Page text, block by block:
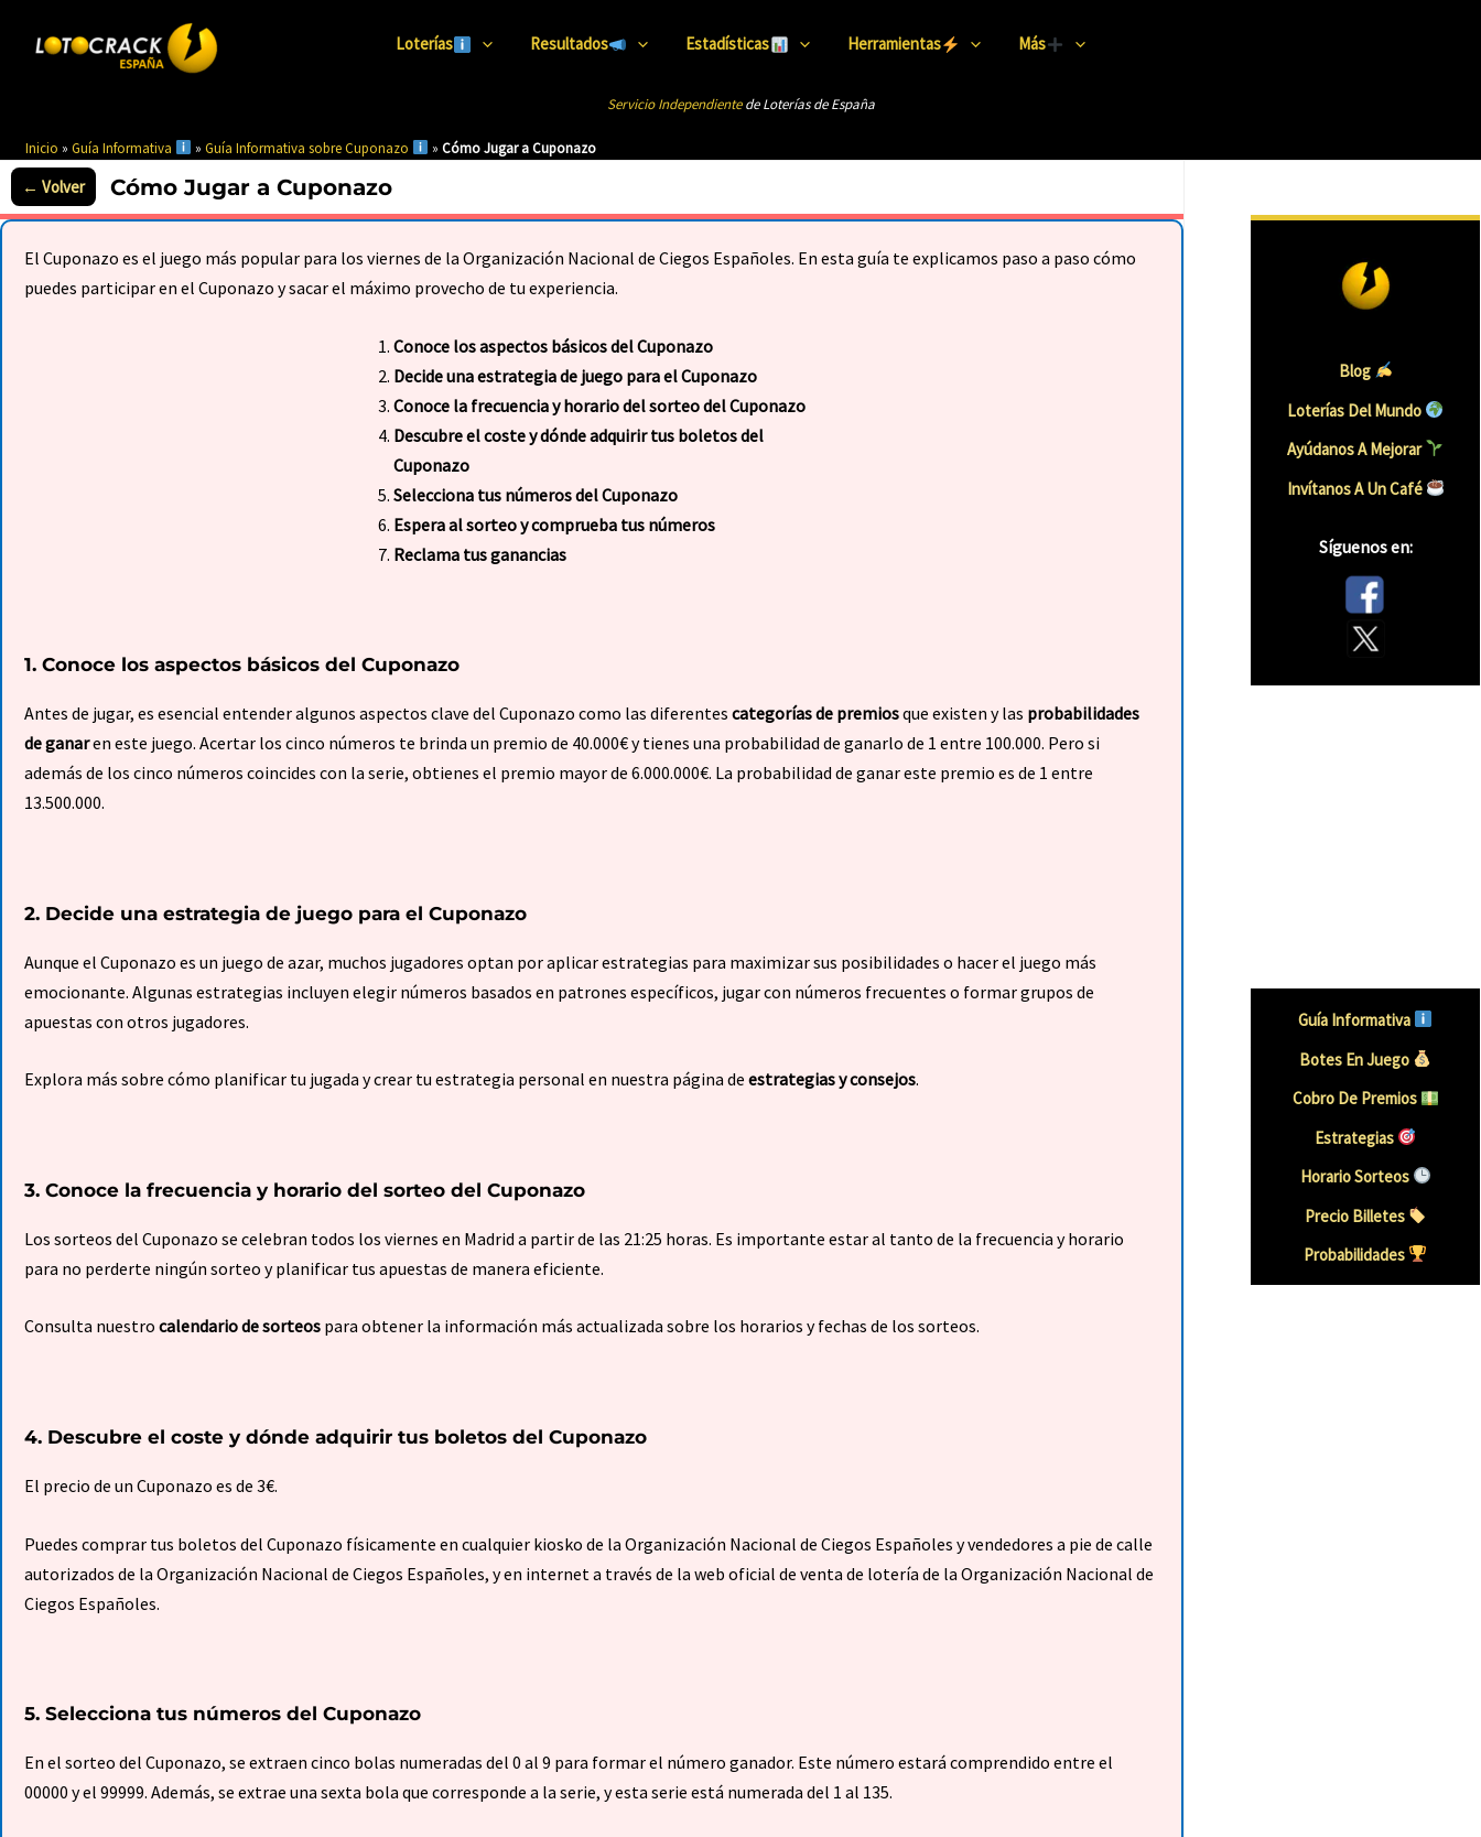
Loterías Resultados Estadísticas Herramientas Más
Servicio Independiente de Loterías de España
Inicio » Guía Informativa » Guía Informativa sobre Cuponazo » Cómo Jugar a Cuponazo
Cómo Jugar a Cuponazo
El Cuponazo es el juego más popular para los viernes de la Organización Nacional de Ciegos Españoles. En esta guía te explicamos paso a paso cómo
puedes participar en el Cuponazo y sacar el máximo provecho de tu experiencia.
Conoce los aspectos básicos del Cuponazo
Decide una estrategia de juego para el Cuponazo
Conoce la frecuencia y horario del sorteo del Cuponazo
Descubre el coste y dónde adquirir tus boletos del
Cuponazo
Selecciona tus números del Cuponazo
Espera al sorteo y comprueba tus números
Reclama tus ganancias
1. Conoce los aspectos básicos del Cuponazo
Antes de jugar, es esencial entender algunos aspectos clave del Cuponazo como las diferentes categorías de premiosque existen y las probabilidades
de ganaren este juego. Acertar los cinco números te brinda un premio de 40.000€ y tienes una probabilidad de ganarlo de 1 entre 100.000. Pero si
además de los cinco números coincides con la serie, obtienes el premio mayor de 6.000.000€. La probabilidad de ganar este premio es de 1 entre
13.500.000.
2. Decide una estrategia de juego para el Cuponazo
Aunque el Cuponazo es un juego de azar, muchos jugadores optan por aplicar estrategias para maximizar sus posibilidades o hacer el juego más
emocionante. Algunas estrategias incluyen elegir números basados en patrones específicos, jugar con números frecuentes o formar grupos de
apuestas con otros jugadores.
Explora más sobre cómo planificar tu jugada y crear tu estrategia personal en nuestra página de estrategias y consejos.
3. Conoce la frecuencia y horario del sorteo del Cuponazo
Los sorteos del Cuponazo se celebran todos los viernes en Madrid a partir de las 21:25 horas. Es importante estar al tanto de la frecuencia y horario
para no perderte ningún sorteo y planificar tus apuestas de manera eficiente.
Consulta nuestro calendario de sorteos para obtener la información más actualizada sobre los horarios y fechas de los sorteos.
4. Descubre el coste y dónde adquirir tus boletos del Cuponazo
El precio de un Cuponazo es de 3€.
Puedes comprar tus boletos del Cuponazo físicamente en cualquier kiosko de la Organización Nacional de Ciegos Españoles y vendedores a pie de calle
autorizados de la Organización Nacional de Ciegos Españoles, y en internet a través de la web oficial de venta de lotería de la Organización Nacional de
Ciegos Españoles.
5. Selecciona tus números del Cuponazo
En el sorteo del Cuponazo, se extraen cinco bolas numeradas del 0 al 9 para formar el número ganador. Este número estará comprendido entre el
00000 y el 99999. Además, se extrae una sexta bola que corresponde a la serie, y esta serie está numerada del 1 al 135.
Blog
Loterías Del Mundo
Ayúdanos A Mejorar
Invítanos A Un CafÉ
Síguenos en:
Guía Informativa
Botes En Juego
Cobro De Premios
Estrategias
Horario Sorteos
Precio Billetes
Probabilidades